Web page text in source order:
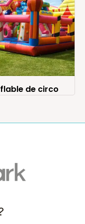
de circo